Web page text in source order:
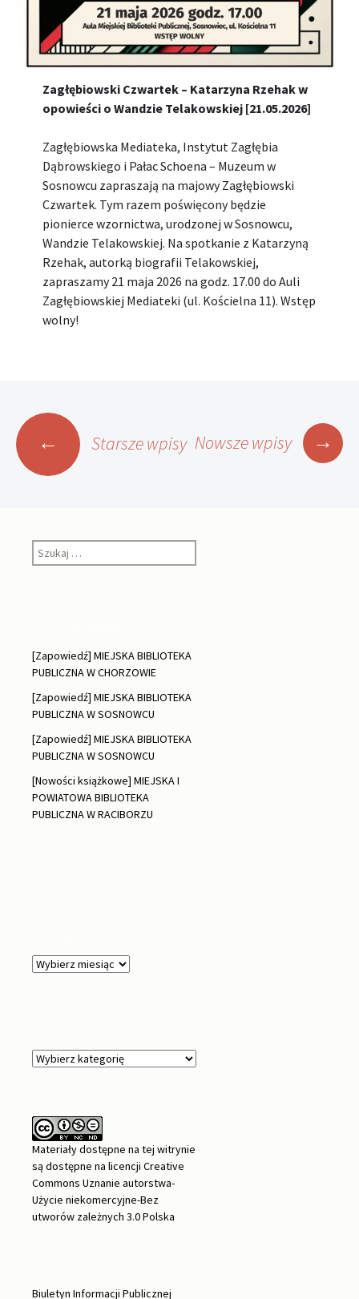
Zagłębiowski Czwartek – Katarzyna Rzehak w
opowieści o Wandzie Telakowskiej [21.05.2026]
Zagłębiowska Mediateka, Instytut Zagłębia
Dąbrowskiego i Pałac Schoena – Muzeum w
Sosnowcu zapraszają na majowy Zagłębiowski
Czwartek. Tym razem poświęcony będzie
pionierce wzornictwa, urodzonej w Sosnowcu,
Wandzie Telakowskiej. Na spotkanie z Katarzyną
Rzehak, autorką biografii Telakowskiej,
zapraszamy 21 maja 2026 na godz. 17.00 do Auli
Zagłębiowskiej Mediateki (ul. Kościelna 11). Wstęp
wolny!
Nawigacja
po
wpisach
← Starsze wpisy Nowsze wpisy →
Szukaj:
[Zapowiedź] MIEJSKA BIBLIOTEKA
PUBLICZNA W CHORZOWIE
[Zapowiedź] MIEJSKA BIBLIOTEKA
PUBLICZNA W SOSNOWCU
[Zapowiedź] MIEJSKA BIBLIOTEKA
PUBLICZNA W SOSNOWCU
[Nowości książkowe] MIEJSKA I
POWIATOWA BIBLIOTEKA
PUBLICZNA W RACIBORZU
Archiwa
Kategorie
Materiały dostępne na tej witrynie
są dostępne na licencji Creative
Commons Uznanie autorstwa-
Użycie niekomercyjne-Bez
utworów zależnych 3.0 Polska
Biuletyn Informacji Publicznej